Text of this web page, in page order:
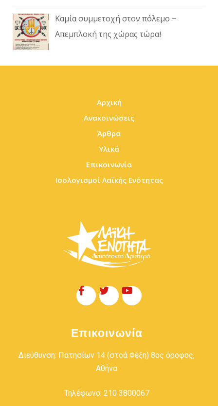
Καμία συμμετοχή στον πόλεμο –
Απεμπλοκή της χώρας τώρα!
Αρχική
Ανακοινώσεις
Άρθρα
Υλικά
Επικοινωνία
Ισολογισμοί Λαϊκής Ενότητας
Επικοινωνία
Διεύθυνση: Πατησίων 14 (στοά Φέξη) 8ος όροφος,
Αθήνα
Τηλέφωνο: 210 3800067